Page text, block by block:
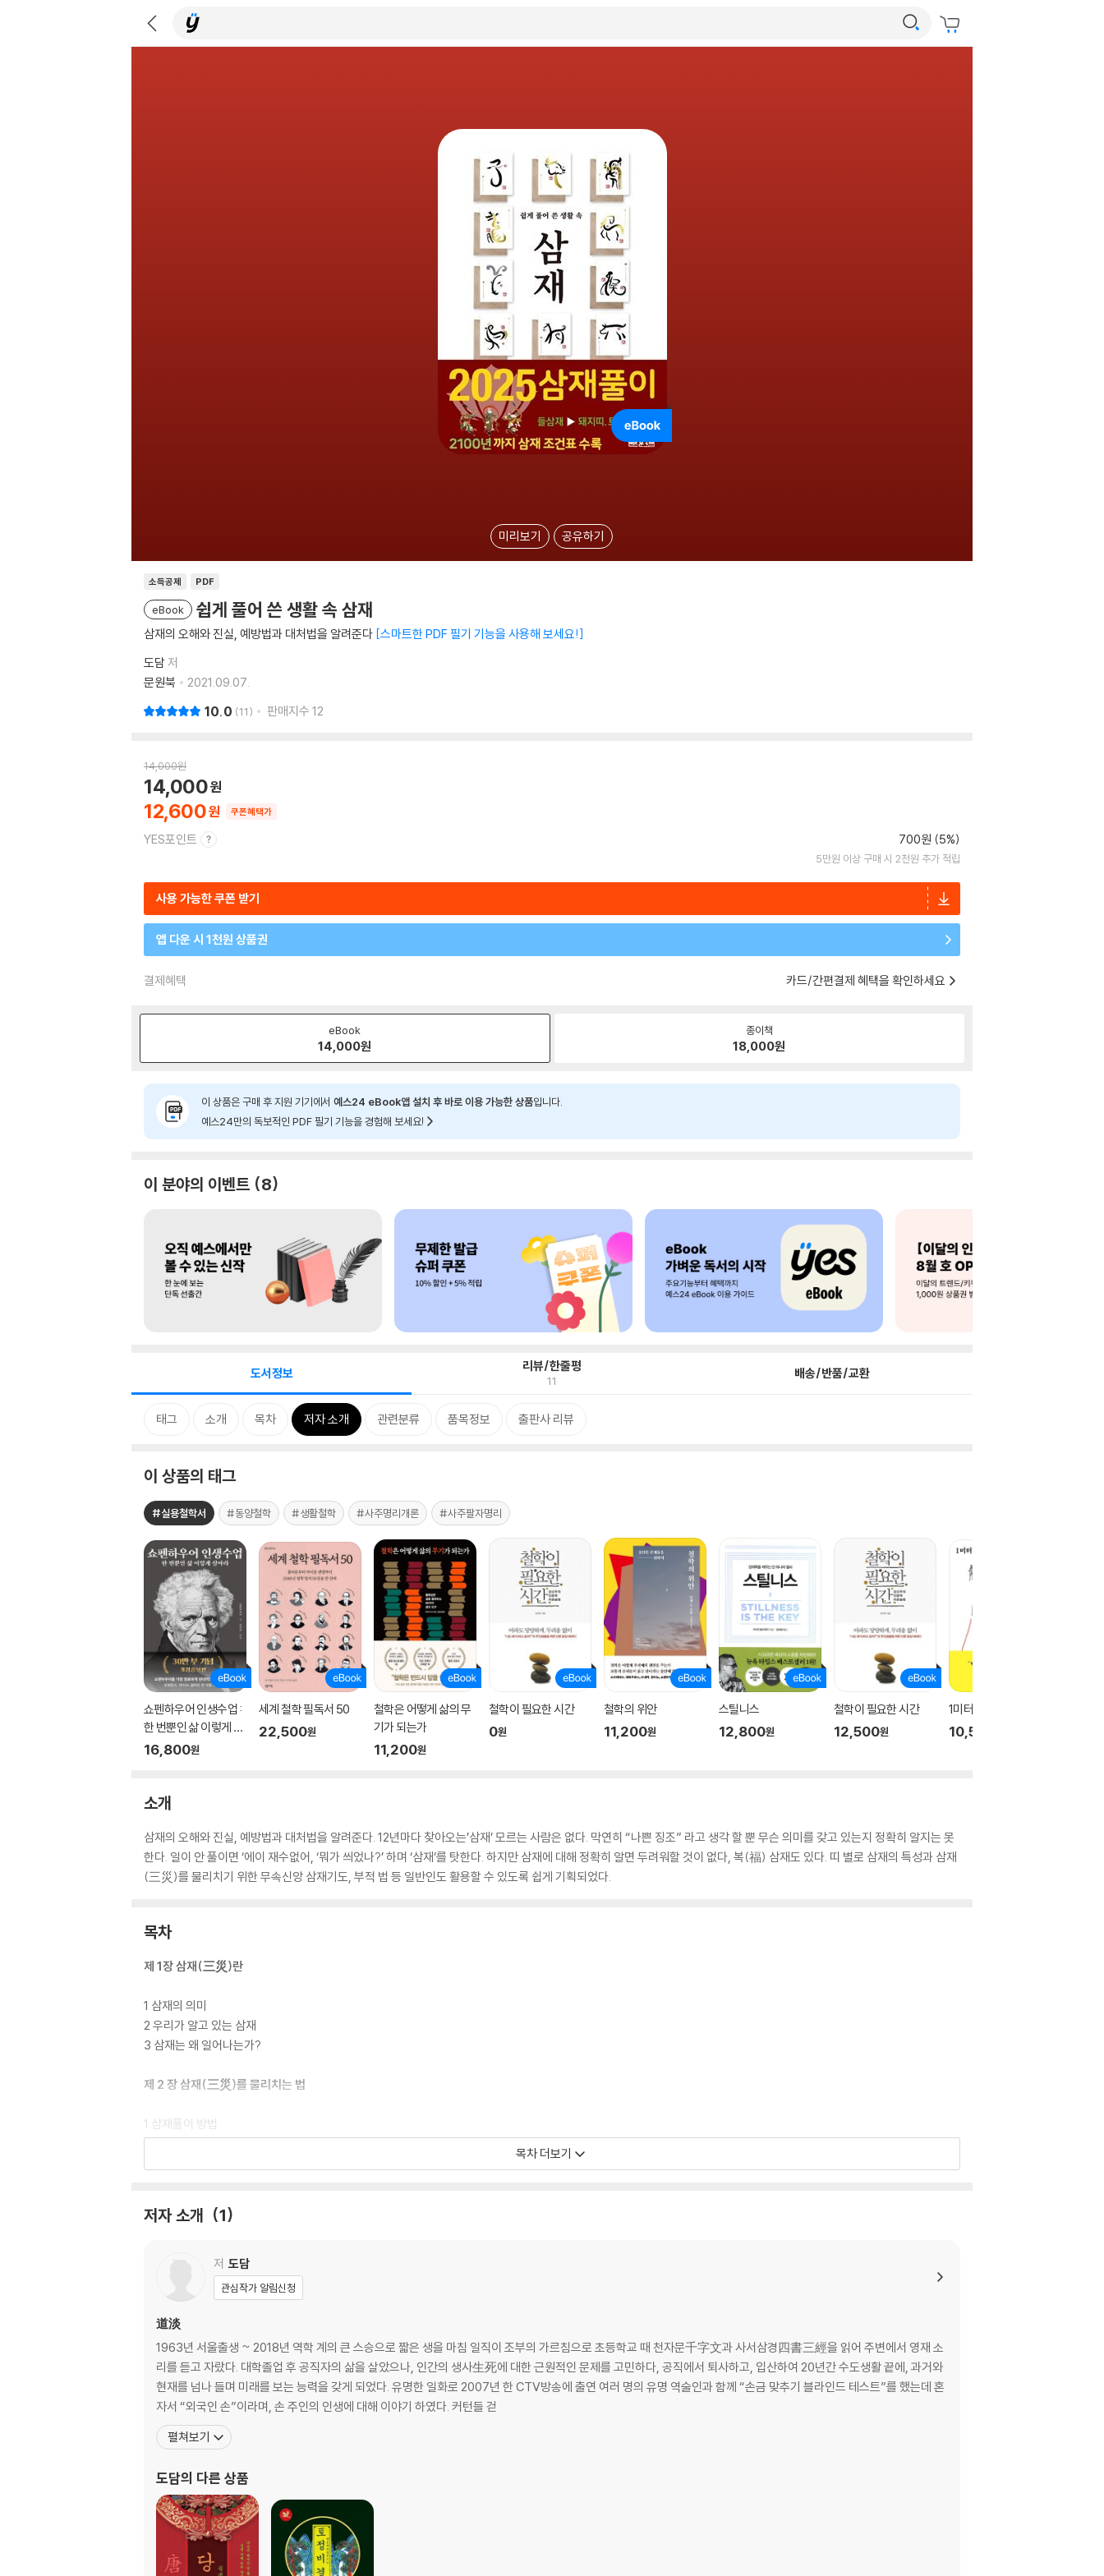
미리보기 공유하기
소득공제 PDF
eBook 쉽게 풀어 쓴 생활 속 삼재
삼재의 오해와 진실, 예방법과 대처법을 알려준다 스마트한 PDF 필기 기능을 사용해 보세요!
도담 저
문원북
2021.09.07.
10.0 11 판매지수 12
14,000원
12,600
14,000
쿠폰혜택가
YES포인트 700원 (5%)
5만원 이상 구매 시 2천원 추가 적립
사용 가능한 쿠폰 받기
앱 다운 시 1천원 상품권
결제혜택 카드/간편결제 혜택을 확인하세요
eBook
14,000원
종이책
18,000원
이 상품은 구매 후 지원 기기에서 예스24 eBook앱 설치 후 바로 이용 가능한 상품입니다.
예스24만의 독보적인 PDF 필기 기능을 경험해 보세요!
이 분야의 이벤트 8
도서정보 리뷰/한줄평
11 배송/반품/교환
태그 소개 목차 저자 소개 관련분류 품목정보 출판사 리뷰
이 상품의 태그
#실용철학서 #동양철학 #생활철학 #사주명리개론 #사주팔자명리
쇼펜하우어 인생수업 :
한 번뿐인 삶 이렇게 살
아라 (리커버 에디션)
16,800원
세계 철학 필독서 50
22,500원
철학은 어떻게 삶의 무
기가 되는가
11,200원
철학이 필요한 시간
0원
철학의 위안
11,200원
스틸니스
12,800원
철학이 필요한 시간
12,500원
1미터 개인의 간격
10,500
소개
삼재의 오해와 진실, 예방법과 대처법을 알려준다. 12년마다 찾아오는’삼재’ 모르는 사람은 없다. 막연히 “나쁜 징조” 라고 생각 할 뿐 무슨 의미를 갖고 있는지 정확히 알지는 못
한다. 일이 안 풀이면 ‘에이 재수없어, ‘뭐가 씌었나?’ 하며 ‘삼재’를 탓한다. 하지만 삼재에 대해 정확히 알면 두려워할 것이 없다, 복(福) 삼재도 있다. 띠 별로 삼재의 특성과 삼재
(三災)를 물리치기 위한 무속신앙 삼재기도, 부적 법 등 일반인도 활용할 수 있도록 쉽게 기획되었다.
목차
제 1장 삼재(三災)란
1 삼재의 의미
2 우리가 알고 있는 삼재
3 삼재는 왜 일어나는가?
제 2 장 삼재(三災)를 물리치는 법
1.삼재풀이 방법
(1) 삼재풀이 하는 날(택일擇日)
(5) 풀이방법과 순서
(7) 삼재불입지지(三災不入之地)
(8) 삼재조견표
2.삼재(三災)를 물리치는 기도법(祈禱法)
(1) 삼재기도(三災祈禱)의 종류
(2) 무속신앙(巫俗信仰)의 삼재기도(三災祈禱)
①쥐띠(鼠, 쥐 서)
②소띠(牛, 소 우)
④토끼띠(兎, 토끼 토)
⑥뱀띠(蛇, 뱀 사)
⑦말띠(馬, 말 마)
⑧양띠(羊, 양 양)
⑨원숭이띠(?, 원숭이 후)
⑩닭띠(鷄, 닭 계)
목차 더보기
저자 소개 1
저 도담
관심작가 알림신청
道淡
1963년 서울출생 ~ 2018년 역학 계의 큰 스승으로 짧은 생을 마침 일직이 조부의 가르침으로 초등학교 때 천자문千字文과 사서삼경四書三經을 읽어 주변에서 영재 소
리를 듣고 자랐다. 대학졸업 후 공직자의 삶을 살았으나, 인간의 생사生死에 대한 근원적인 문제를 고민하다, 공직에서 퇴사하고, 입산하여 20년간 수도생활 끝에, 과거와
현재를 넘나 들며 미래를 보는 능력을 갖게 되었다. 유명한 일화로 2007년 한 CTV방송에 출연 여러 명의 유명 역술인과 함께 “손금 맞추기 블라인드 테스트”를 했는데 혼
자서 “외국인 손”이라며, 손 주인의 인생에 대해 이야기 하였다. 커턴들 걷
펼쳐보기
도담의 다른 상품